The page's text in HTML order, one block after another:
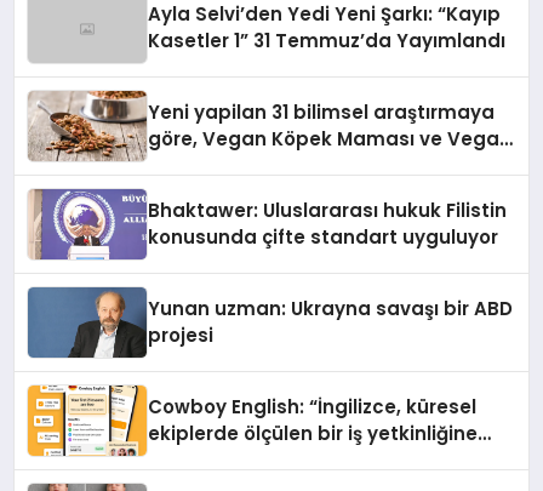
Ayla Selvi’den Yedi Yeni Şarkı: “Kayıp
Kasetler 1” 31 Temmuz’da Yayımlandı
Yeni yapilan 31 bilimsel araştırmaya
göre, Vegan Köpek Maması ve Vegan
Bhaktawer: Uluslararası hukuk Filistin
konusunda çifte standart uyguluyor
Yunan uzman: Ukrayna savaşı bir ABD
projesi
Cowboy English: “İngilizce, küresel
ekiplerde ölçülen bir iş yetkinliğine